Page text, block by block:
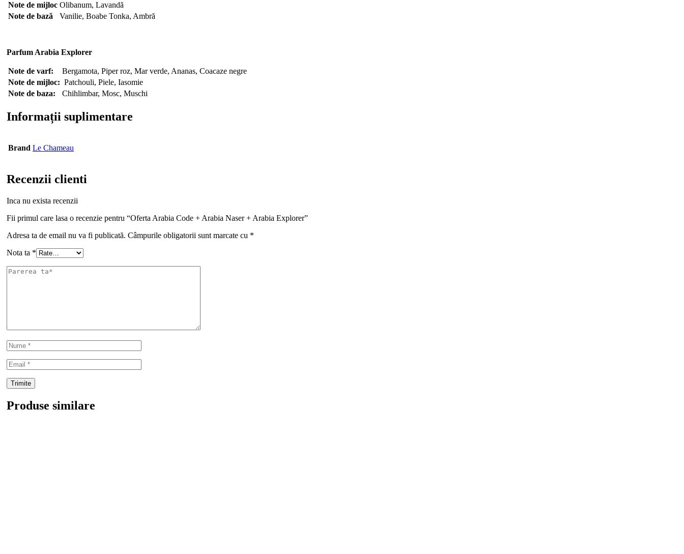
Note de mijloc Olibanum, Lavandă
Note de bază
Vanilie, Boabe Tonka, Ambră
Parfum Arabia Explorer
Note de varf:
Bergamota, Piper roz, Mar verde, Ananas, Coacaze negre
Note de mijloc: Patchouli, Piele, Iasomie
Note de baza:
Chihlimbar, Mosc, Muschi
Informații suplimentare
Brand Le Chameau
Recenzii clienti
Inca nu exista recenzii
Fii primul care lasa o recenzie pentru “Oferta Arabia Code + Arabia Naser + Arabia Explorer”
Adresa ta de email nu va fi publicată. Câmpurile obligatorii sunt marcate cu *
Nota ta *
Produse similare